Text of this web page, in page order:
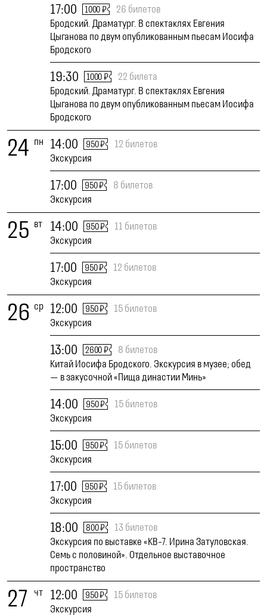
17:00 1000 ₽
26 билетов
Бродский. Драматург. В спектаклях Евгения
Цыганова по двум опубликованным пьесам Иосифа
Бродского
19:30 1000 ₽
22 билета
Бродский. Драматург. В спектаклях Евгения
Цыганова по двум опубликованным пьесам Иосифа
Бродского
24 пн 14:00 950 ₽
12 билетов
Экскурсия
17:00 950 ₽
8 билетов
Экскурсия
25 вт 14:00 950 ₽
11 билетов
Экскурсия
17:00 950 ₽
12 билетов
Экскурсия
26 ср 12:00 950 ₽
15 билетов
Экскурсия
13:00 2600 ₽
8 билетов
Китай Иосифа Бродского. Экскурсия в музее; обед
— в закусочной «Пища династии Минь»
14:00 950 ₽
15 билетов
Экскурсия
15:00 950 ₽
15 билетов
Экскурсия
17:00 950 ₽
15 билетов
Экскурсия
18:00 800 ₽
13 билетов
Экскурсия по выставке «КВ-7. Ирина Затуловская.
Семь с половиной». Отдельное выставочное
пространство
27 чт 12:00 950 ₽
15 билетов
Экскурсия